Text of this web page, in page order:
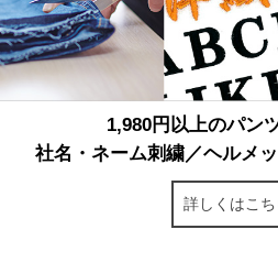
1,980円以上のパン
社名・ネーム刺繍／ヘルメ
詳しくはこち